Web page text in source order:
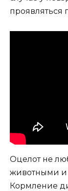
проявляться
Оцелот не
животными и
Кормление